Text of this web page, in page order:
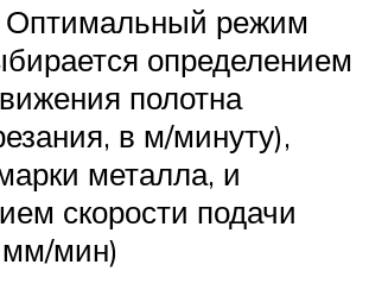
Оптимальный режим
определением
полотна
в м/минуту),
металла, и
скорости подачи
мм/мин)